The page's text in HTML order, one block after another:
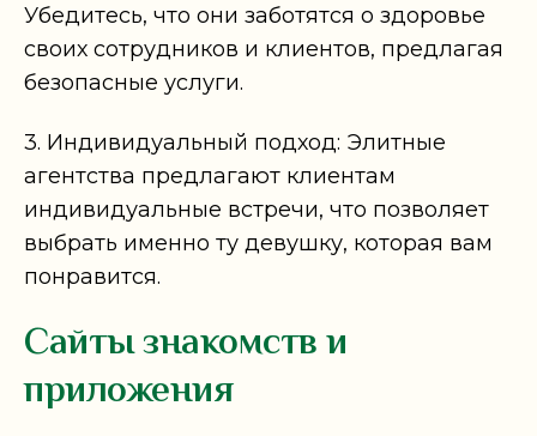
Убедитесь, что они заботятся о здоровье
своих сотрудников и клиентов, предлагая
безопасные услуги.
3. Индивидуальный подход: Элитные
агентства предлагают клиентам
индивидуальные встречи, что позволяет
выбрать именно ту девушку, которая вам
понравится.
Сайты знакомств и
приложения